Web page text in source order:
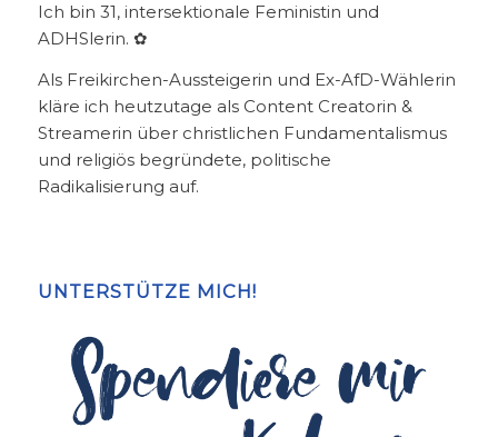
Ich bin 31, intersektionale Feministin und
ADHSlerin. ✿
Als Freikirchen-Aussteigerin und Ex-AfD-Wählerin
kläre ich heutzutage als Content Creatorin &
Streamerin über christlichen Fundamentalismus
und religiös begründete, politische
Radikalisierung auf.
UNTERSTÜTZE MICH!